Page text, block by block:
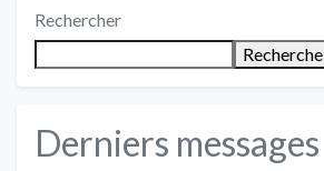
Rechercher
Recherche
Derniers messages